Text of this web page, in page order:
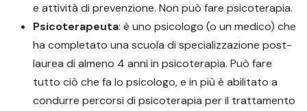
e attività di prevenzione. Non può fare psicoterapia.
Psicoterapeuta: è uno psicologo (o un medico) che
ha completato una scuola di specializzazione post-
laurea di almeno 4 anni in psicoterapia. Può fare
tutto ciò che fa lo psicologo, e in più è abilitato a
condurre percorsi di psicoterapia per il trattamento